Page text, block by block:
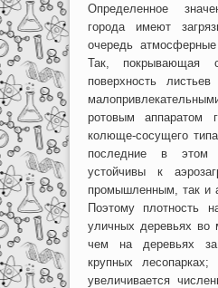
Определенное
города имеют
очередь
Так, покрывающая
поверхность
ротовым аппаратом
колюще-сосущего
последние в этом
устойчивы к
промышленным, так и
Поэтому плотность
уличных деревьях во
чем на деревьях
крупных
увеличивается